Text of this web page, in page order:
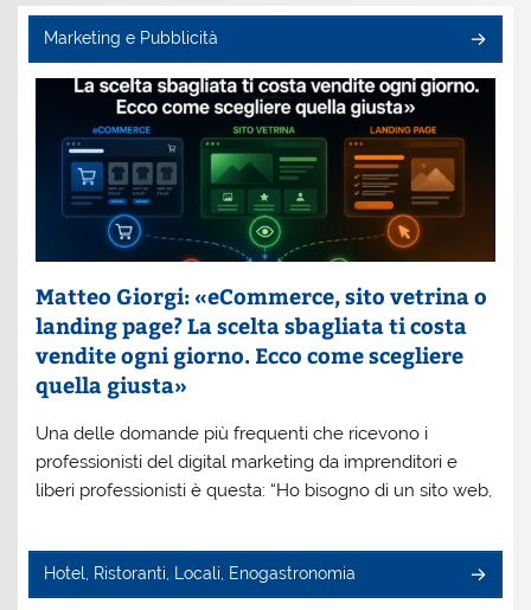
Marketing e Pubblicità
Matteo Giorgi: «eCommerce, sito vetrina o
landing page? La scelta sbagliata ti costa
vendite ogni giorno. Ecco come scegliere
quella giusta»
Una delle domande più frequenti che ricevono i
professionisti del digital marketing da imprenditori e
liberi professionisti è questa: “Ho bisogno di un sito web,
Hotel, Ristoranti, Locali, Enogastronomia